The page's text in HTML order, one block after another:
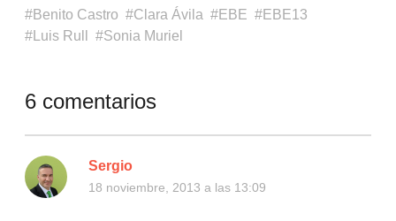
Benito Castro Clara Ávila EBE
EBE13
Luis Rull
Sonia Muriel
6 comentarios
Sergio
18 noviembre, 2013 a las 13:09